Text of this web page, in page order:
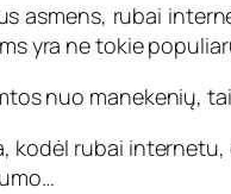
asmens, rubai
yra ne tokie
nuo manekenių,
rubai